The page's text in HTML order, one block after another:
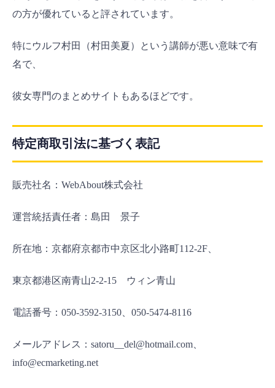
の方が優れていると評されています。
特にウルフ村田（村田美夏）という講師が悪い意味で有
名で、
彼女専門のまとめサイトもあるほどです。
特定商取引法に基づく表記
販売社名：WebAbout株式会社
運営統括責任者：島田 景子
所在地：京都府京都市中京区北小路町112-2F、
東京都港区南青山2-2-15 ウィン青山
電話番号：050-3592-3150、050-5474-8116
メールアドレス：satoru__del@hotmail.com、
info@ecmarketing.net